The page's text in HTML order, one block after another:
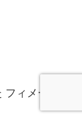
ィメールラ